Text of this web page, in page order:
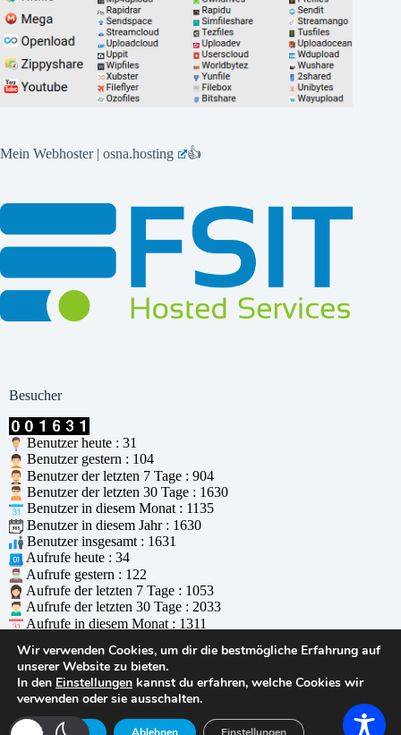
Mein Webhoster | osna.hosting 👍
Besucher
Benutzer heute : 31
Benutzer gestern : 104
Benutzer der letzten 7 Tage : 904
Benutzer der letzten 30 Tage : 1630
Benutzer in diesem Monat : 1135
Benutzer in diesem Jahr : 1630
Benutzer insgesamt : 1631
Aufrufe heute : 34
Aufrufe gestern : 122
Aufrufe der letzten 7 Tage : 1053
Aufrufe der letzten 30 Tage : 2033
Aufrufe in diesem Monat : 1311
Aufrufe insgesamt : 2034
Wer ist online : 0
Unterstützt durchWPS Visitor Counter
© 2026 - WordPress Theme von
Wir verwenden Cookies, um dir die bestmögliche Erfahrung auf
unserer Website zu bieten.
In den Einstellungen kannst du erfahren, welche Cookies wir
verwenden oder sie ausschalten.